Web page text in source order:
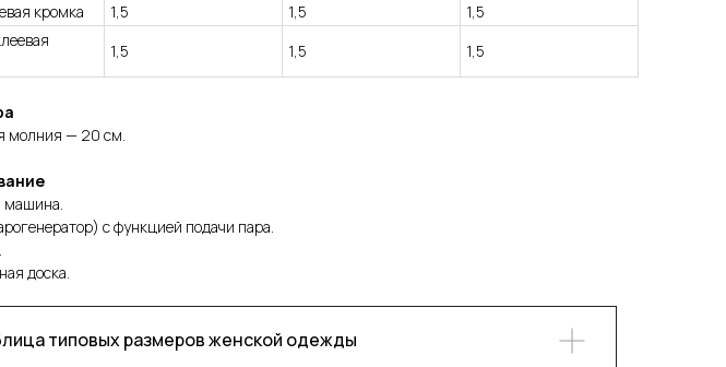
кромка
1,5 1,5
1,5
1,5 1,5 1,5
молния — 20 см.
машина.
с функцией подачи пара.
доска.
типовых размеров женской одежды